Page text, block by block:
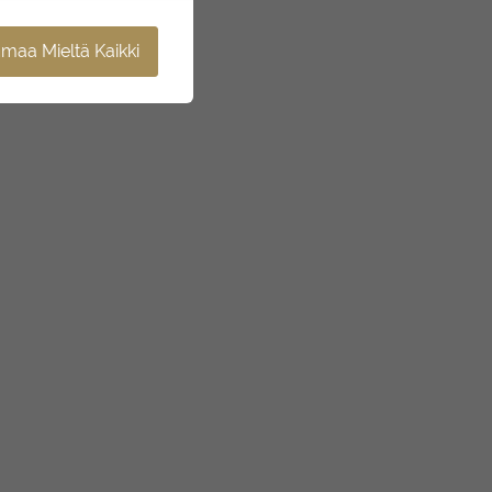
Mieltä Kaikki